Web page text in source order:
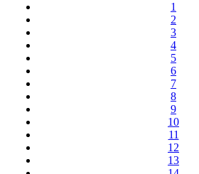
1
2
3
4
5
6
7
8
9
10
11
12
13